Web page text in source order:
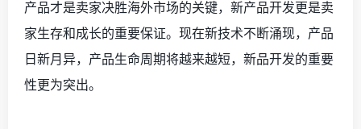
产品才是卖家决胜海外市场的关键，新产品开发更是卖
家生存和成长的重要保证。现在新技术不断涌现，产品
日新月异，产品生命周期将越来越短，新品开发的重要
性更为突出。